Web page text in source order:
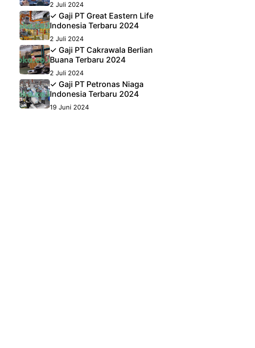
2 Juli 2024
✓ Gaji PT Great Eastern Life
Indonesia Terbaru 2024
2 Juli 2024
✓ Gaji PT Cakrawala Berlian
Buana Terbaru 2024
2 Juli 2024
✓ Gaji PT Petronas Niaga
Indonesia Terbaru 2024
19 Juni 2024